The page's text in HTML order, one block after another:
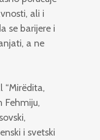
ali i
se barijere i
a ne
“Mirëdita,
Fehmiju,
i svetski